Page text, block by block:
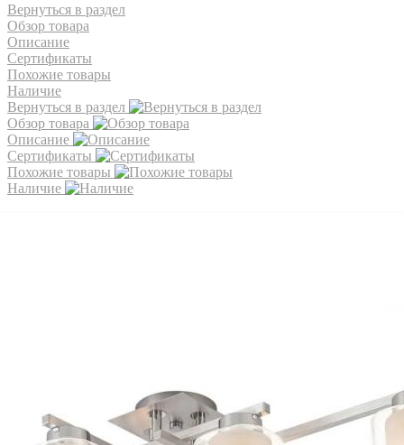
Вернуться в раздел
Обзор товара
Описание
Сертификаты
Похожие товары
Наличие
Вернуться в раздел
Обзор товара
Описание
Сертификаты
Похожие товары
Наличие